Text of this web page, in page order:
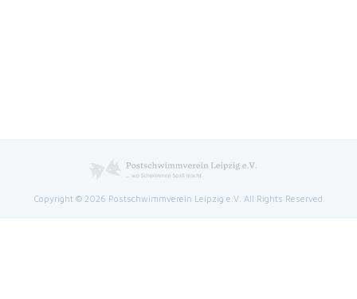
Copyright © 2026 Postschwimmverein Leipzig e.V. All Rights Reserved